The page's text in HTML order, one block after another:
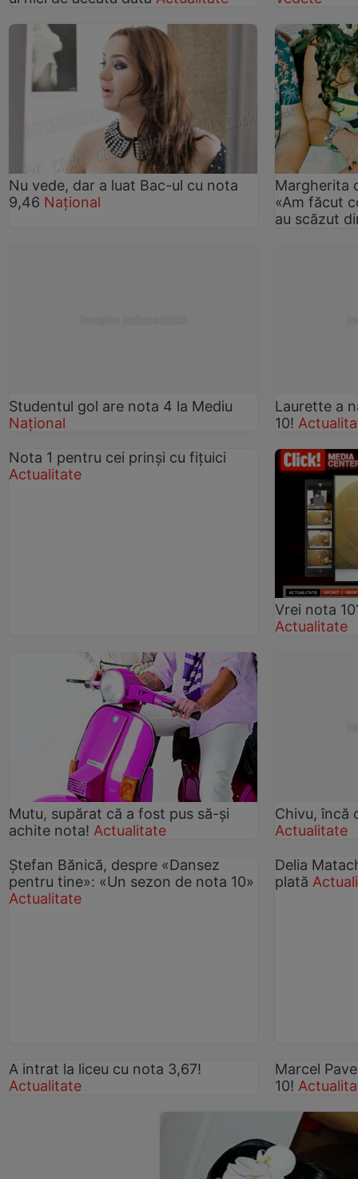
Nu vede, dar a luat Bac-ul cu nota
9,46 Național
Margherita
«Am făcut
au scăzut
Studentul gol are nota 4 la Mediu
Național
Laurette a
10!
Nota 1 pentru cei prinşi cu fiţuici
Actualitate
Vrei nota
Actualitate
Mutu, supărat că a fost pus să-şi
achite nota! Actualitate
Chivu, încă
Actualitate
Ştefan Bănică, despre «Dansez
pentru tine»: «Un sezon de nota 10»
Actualitate
Delia
plată
A intrat la liceu cu nota 3,67!
Actualitate
Marcel
10!